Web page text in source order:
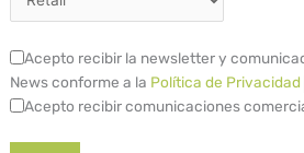
Acepto recibir la newsletter y
News conforme a la Política de Privacidad
Acepto recibir comunicaciones